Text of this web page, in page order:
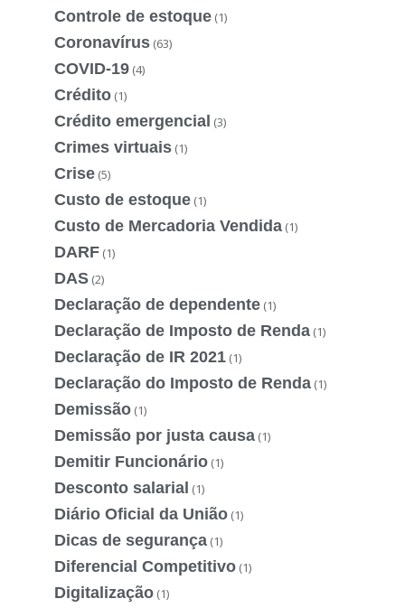
Controle de estoque (1)
Coronavírus (63)
COVID-19 (4)
Crédito (1)
Crédito emergencial (3)
Crimes virtuais (1)
Crise (5)
Custo de estoque (1)
Custo de Mercadoria Vendida (1)
DARF (1)
DAS (2)
Declaração de dependente (1)
Declaração de Imposto de Renda (1)
Declaração de IR 2021 (1)
Declaração do Imposto de Renda (1)
Demissão (1)
Demissão por justa causa (1)
Demitir Funcionário (1)
Desconto salarial (1)
Diário Oficial da União (1)
Dicas de segurança (1)
Diferencial Competitivo (1)
Digitalização (1)